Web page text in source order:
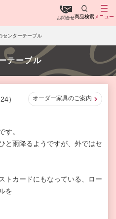
お問合せ商品検索 メニュー
センターテーブル
テーブル
） オーダー家具のご案内
す。
と雨降るようですが、外ではセ
トカードにもなっている、ロー
を